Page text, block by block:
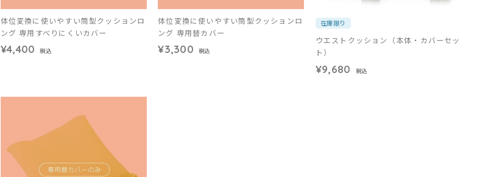
体位変換に使いやすい筒型クッションロ
ング 専用すべりにくいカバー
¥4,400 税込
体位変換に使いやすい筒型クッションロ
ング 専用替カバー
¥3,300 税込
在庫限り
ウエストクッション（本体・カバーセッ
ト）
¥9,680 税込